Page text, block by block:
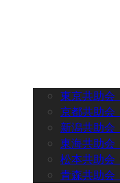
東京共助会
京都共助会
新潟共助会
東海共助会
松本共助会
青森共助会